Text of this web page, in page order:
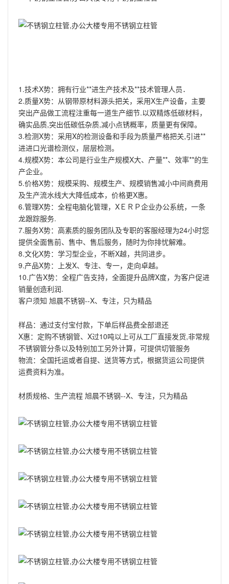
1.技术X势：拥有行业**进生产技术及**技术管理人员．
2.质量X势：从钢带原材料源头把关，采用X生产设备，主要
突出产品做工流程注重每一道生产细节.以双精炼低碳材料，
确实品质,突出低碳低杂质,减小点锈概率，质量更有保障。
3.检测X势：采用X的检测设备和手段为质量严格把关,引进**
进进口光谱检测仪，层层检测。
4.规模X势：本公司是行业生产规模X大、产量**、效率**的生
产企业。
5.价格X势：规模采购、规模生产、规模销售减小中间商费用
及生产流水线大大降低成本，价格更X惠。
6.管理X势：全程电脑化管理，XＥＲＰ企业办公系统，一条
龙跟踪服务.
7.服务X势：高素质的服务团队及专职的客服经理为24小时您
提供全面售前、售中、售后服务，随时为你排忧解难。
8.文化X势：学习型企业，不断X越，共同进步。
9.产品X势：上发X、专注、专一，走向卓越。
10.广告X势：全程广告支持，全面提升品牌X度，为客户促进
销量创造利润.
客户须知 旭晨不锈钢--X、专注，只为精品
样品：通过支付宝付款，下单后样品费全部退还
X惠：定购不锈钢管、X过10吨以上可从工厂直接发货,非常规
不锈钢管分条以及特别加工另外计算，可提供切管服务
物流：全国托运或者自提、送货等方式，根据货运公司提供
运费资料为准。
材质规格、生产流程 旭晨不锈钢--X、专注，只为精品